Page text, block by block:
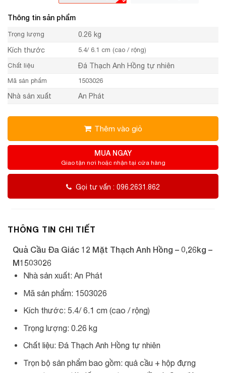
Thông tin sản phẩm
Trọng lượng
0.26 kg
Kích thước
5.4/ 6.1 cm (cao / rộng)
Chất liệu Đá Thạch Anh Hồng tự nhiên
Mã sản phẩm 1503026
Nhà sản xuất An Phát
Thêm vào giỏ
MUA NGAY
Giao tận nơi hoặc nhận tại cửa hàng
Gọi tư vấn : 096.2631.862
THÔNG TIN CHI TIẾT
Quả Cầu Đa Giác 12 Mặt Thạch Anh Hồng – 0,26kg –
M1503026
Nhà sản xuất: An Phát
Mã sản phẩm: 1503026
Kích thước: 5.4/ 6.1 cm (cao / rộng)
Trọng lượng: 0.26 kg
Chất liệu: Đá Thạch Anh Hồng tự nhiên
Trọn bộ sản phẩm bao gồm: quả cầu + hộp đựng